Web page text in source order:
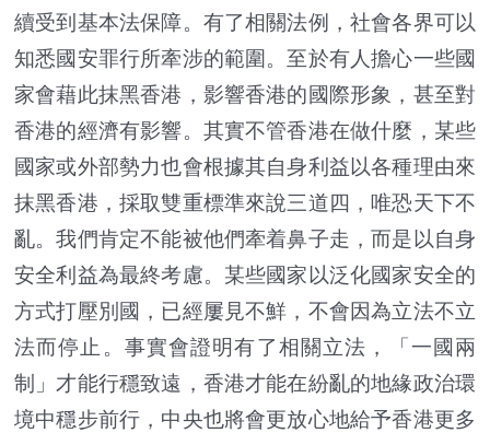
續受到基本法保障。有了相關法例，社會各界可以
知悉國安罪行所牽涉的範圍。至於有人擔心一些國
家會藉此抹黑香港，影響香港的國際形象，甚至對
香港的經濟有影響。其實不管香港在做什麼，某些
國家或外部勢力也會根據其自身利益以各種理由來
抹黑香港，採取雙重標準來說三道四，唯恐天下不
亂。我們肯定不能被他們牽着鼻子走，而是以自身
安全利益為最終考慮。某些國家以泛化國家安全的
方式打壓別國，已經屢見不鮮，不會因為立法不立
法而停止。事實會證明有了相關立法，「一國兩
制」才能行穩致遠，香港才能在紛亂的地緣政治環
境中穩步前行，中央也將會更放心地給予香港更多